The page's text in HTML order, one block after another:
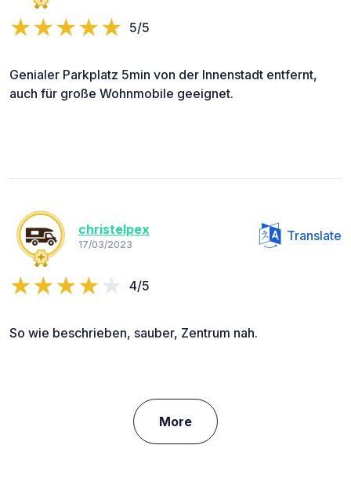
5/5
Genialer Parkplatz 5min von der Innenstadt entfernt,
auch für große Wohnmobile geeignet.
christelpex
17/03/2023
Translate
4/5
So wie beschrieben, sauber, Zentrum nah.
More